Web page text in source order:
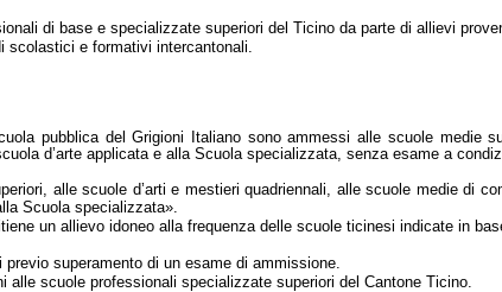
di base e specializzate superiori del Ticino da parte di allievi
scolastici e formativi intercantonali.
pubblica del Grigioni Italiano sono ammessi alle scuole medie
d’arte applicata e alla Scuola specializzata, senza esame a
alle scuole d’arti e mestieri quadriennali, alle scuole medie di
Scuola specializzata».
un allievo idoneo alla frequenza delle scuole ticinesi indicate in
superamento di un esame di ammissione.
scuole professionali specializzate superiori del Cantone Ticino.